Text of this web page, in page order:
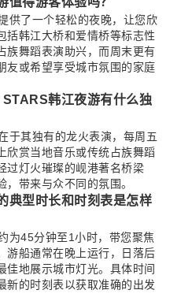
供了一个轻松的夜晚，让您欣
括韩江大桥和爱情桥等标志性
族舞蹈表演助兴，而周末更有
友或希望享受城市氛围的家庭
韩江夜游有什么独
于其独有的龙火表演，每周五
欣赏当地音乐或传统占族舞蹈
过灯火璀璨的岘港著名桥梁
带来与众不同的氛围。
典型时长和时刻表是怎样
为45分钟至1小时，带您聚焦
游船通常在晚上运行，日落后
佳地展示城市灯光。具体时间
新的时刻表以获取准确的出发